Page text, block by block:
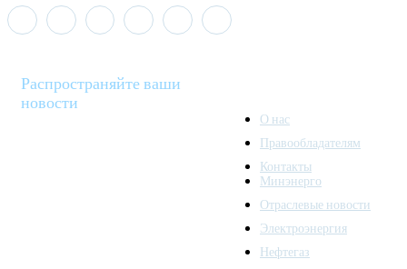
Распространяйте ваши
новости
О нас
Правообладателям
Контакты
Минэнерго
Отраслевые новости
Электроэнергия
Нефтегаз